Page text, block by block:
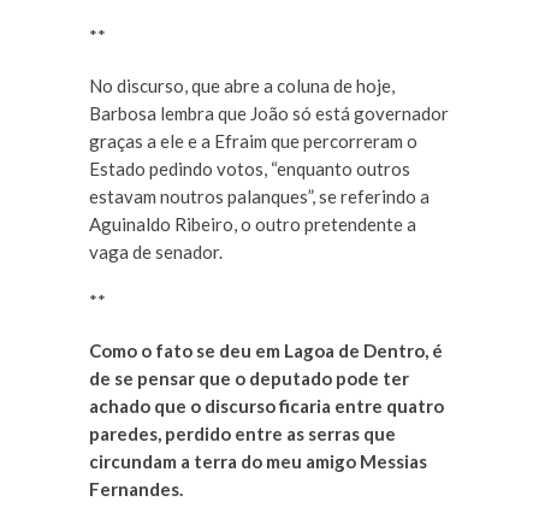
**
No discurso, que abre a coluna de hoje,
Barbosa lembra que João só está governador
graças a ele e a Efraim que percorreram o
Estado pedindo votos, “enquanto outros
estavam noutros palanques”, se referindo a
Aguinaldo Ribeiro, o outro pretendente a
vaga de senador.
**
Como o fato se deu em Lagoa de Dentro, é
de se pensar que o deputado pode ter
achado que o discurso ficaria entre quatro
paredes, perdido entre as serras que
circundam a terra do meu amigo Messias
Fernandes.